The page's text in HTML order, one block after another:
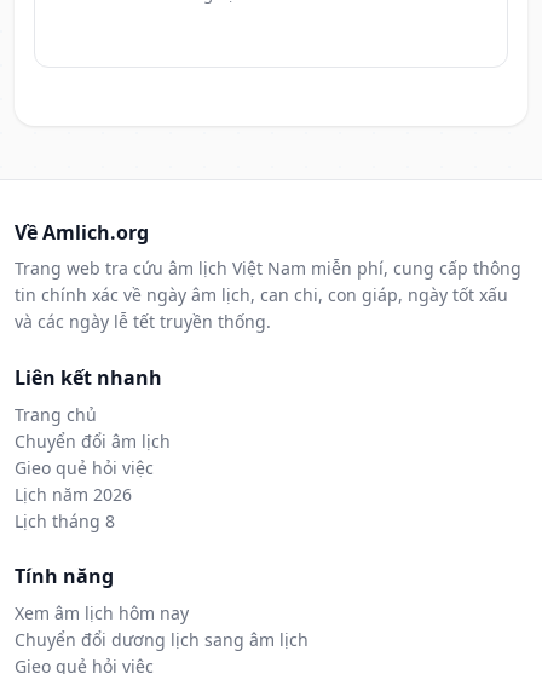
Về Amlich.org
Trang web tra cứu âm lịch Việt Nam miễn phí, cung cấp thông
tin chính xác về ngày âm lịch, can chi, con giáp, ngày tốt xấu
và các ngày lễ tết truyền thống.
Liên kết nhanh
Trang chủ
Chuyển đổi âm lịch
Gieo quẻ hỏi việc
Lịch năm 2026
Lịch tháng 8
Tính năng
Xem âm lịch hôm nay
Chuyển đổi dương lịch sang âm lịch
Gieo quẻ hỏi việc